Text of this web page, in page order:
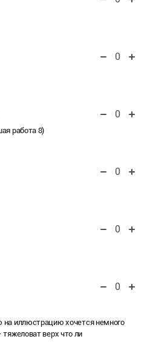
0
0
работа 8)
0
0
0
на иллюстрацию хочется немного
тяжеловат верх что ли